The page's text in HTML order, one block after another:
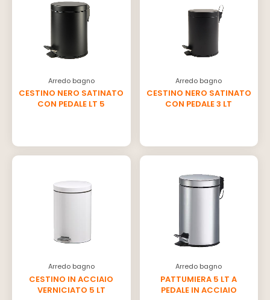
Arredo bagno
CESTINO NERO SATINATO
CON PEDALE LT 5
Arredo bagno
CESTINO NERO SATINATO
CON PEDALE 3 LT
Arredo bagno
CESTINO IN ACCIAIO
VERNICIATO 5 LT
Arredo bagno
PATTUMIERA 5 LT A
PEDALE IN ACCIAIO